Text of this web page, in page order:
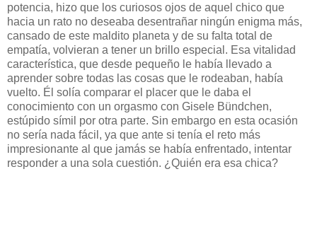
potencia, hizo que los curiosos ojos de aquel chico que
hacia un rato no deseaba desentrañar ningún enigma más,
cansado de este maldito planeta y de su falta total de
empatía, volvieran a tener un brillo especial. Esa vitalidad
característica, que desde pequeño le había llevado a
aprender sobre todas las cosas que le rodeaban, había
vuelto. Él solía comparar el placer que le daba el
conocimiento con un orgasmo con Gisele Bündchen,
estúpido símil por otra parte. Sin embargo en esta ocasión
no sería nada fácil, ya que ante si tenía el reto más
impresionante al que jamás se había enfrentado, intentar
responder a una sola cuestión. ¿Quién era esa chica?